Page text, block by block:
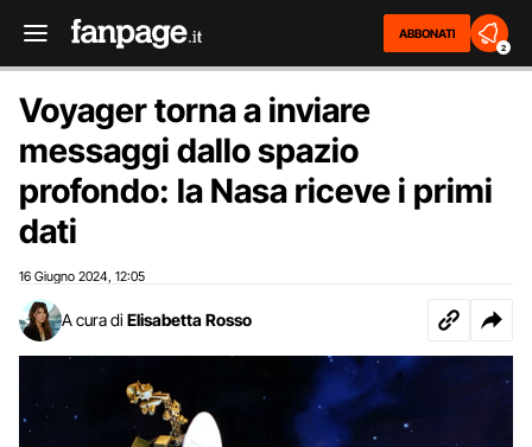
ABBONATI
2
Voyager torna a inviare
messaggi dallo spazio
profondo: la Nasa riceve i primi
dati
16 Giugno 2024 12:05
A cura di Elisabetta Rosso